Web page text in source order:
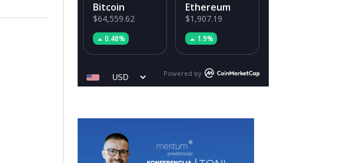
Bitcoin
$64,559.62
0.48%
Ethereum
$1,907.19
1.9%
Powered by